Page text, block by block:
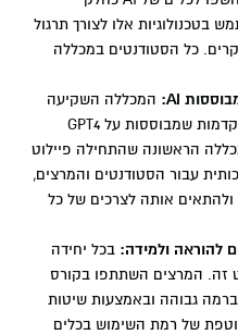
אלו לצורך תרגול
כל הסטודנטים במכללה
המכללה השקיעה
בפיתוח ובהטמעת מערכות למידה מתקדמות שמבוססות על GPT4
הראשונה שהתחילה פיילוט
עבור הסטודנטים והמרצים,
אותה לצרכים של כל
בכל יחידה
זה. המרצים השתתפו בקורס
מיוחד שהכשיר אותם לשלב את ה-AI ברמה גבוהה ובאמצעות שיטות
של רמת השימוש בכלים